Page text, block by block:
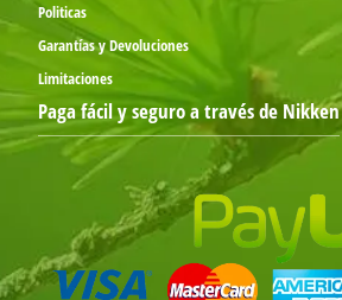
Politicas
Garantías y Devoluciones
Limitaciones
Paga fácil y seguro a través de Nikken